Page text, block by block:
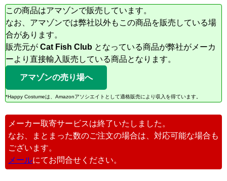
この商品はアマゾンで販売しています。
なお、アマゾンでは弊社以外もこの商品を販売している場
合があります。
販売元が Cat Fish Club となっている商品が弊社がメーカ
ーより直接輸入販売している商品となります。
アマゾンの売り場へ
*Happy Costumeは、Amazonアソシエイトとして適格販売により収入を得ています。
メーカー取寄サービスは終了いたしました。
なお、まとまった数のご注文の場合は、対応可能な場合も
ございます。
メールにてお問合せください。